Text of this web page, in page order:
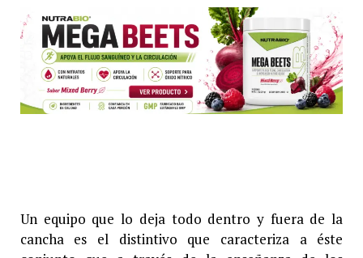
Un equipo que lo deja todo dentro y fuera de la
cancha es el distintivo que caracteriza a éste